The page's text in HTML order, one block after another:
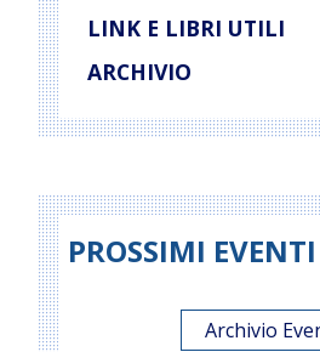
LINK E LIBRI UTILI
ARCHIVIO
PROSSIMI EVENTI
Archivio